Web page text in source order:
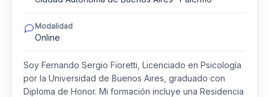
Modalidad
Online
Soy Fernando Sergio Fioretti, Licenciado en Psicología
por la Universidad de Buenos Aires, graduado con
Diploma de Honor. Mi formación incluye una Residencia